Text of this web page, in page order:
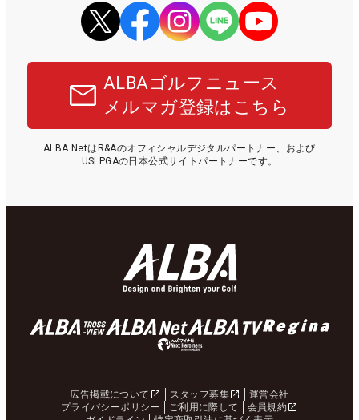
ALBAゴルフニュース
メルマガ登録はこちら
ALBA NetはR&Aのオフィシャルデジタルパートナー、および
USLPGAの日本公式サイトパートナーです。
広告掲載について スタッフ募集
運営会社
プライバシーポリシー
ご利用に際して
会員規約